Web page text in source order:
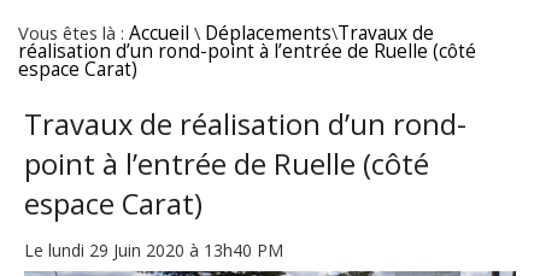
Vous êtes là : Accueil \ Déplacements\Travaux de
réalisation d’un rond-point à l’entrée de Ruelle (côté
espace Carat)
Travaux de réalisation d’un rond-
point à l’entrée de Ruelle (côté
espace Carat)
Le lundi 29 Juin 2020 à 13h40 PM